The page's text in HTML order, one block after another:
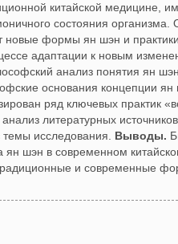
китайской медицине,
состояния
новые формы ян шэн и
адаптации к новым
анализ понятия ян
основания концепции ян
ряд ключевых практик
анализ литературных
исследования. Выводы.
ян шэн в современном
и современные